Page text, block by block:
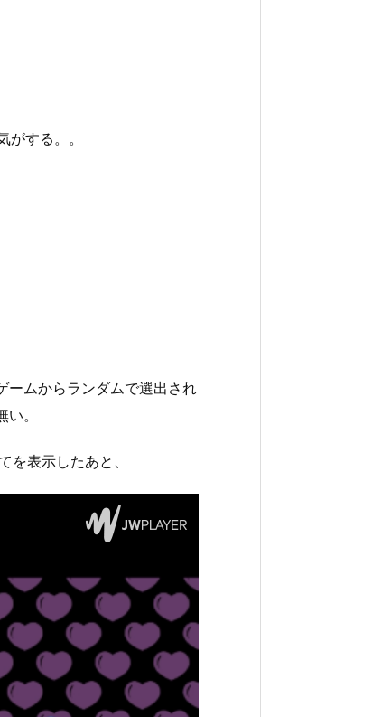
する。。
ームからランダムで選出され
。
表示したあと、